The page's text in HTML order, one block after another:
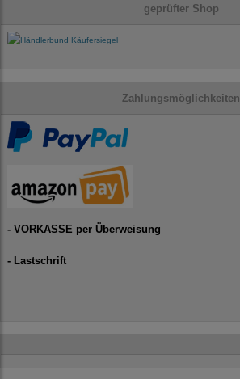
geprüfter Shop
Zahlungsmöglichkeiten
- VORKASSE per Überweisung
- Lastschrift